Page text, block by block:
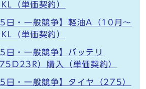
（単価契約）
日・一般競争】軽油A（10月～
（単価契約）
日・一般競争】バッテリ
）購入（単価契約）
日・一般競争】タイヤ（275）